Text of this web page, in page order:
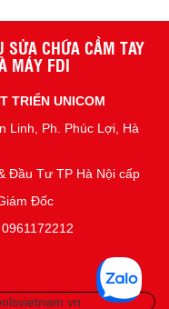
SỬA CHỮA CẦM TAY
MÁY FDI
TRIỂN UNICOM
Linh, Ph. Phúc Lợi, Hà
Đầu Tư TP Hà Nội cấp
Đốc
0961172212